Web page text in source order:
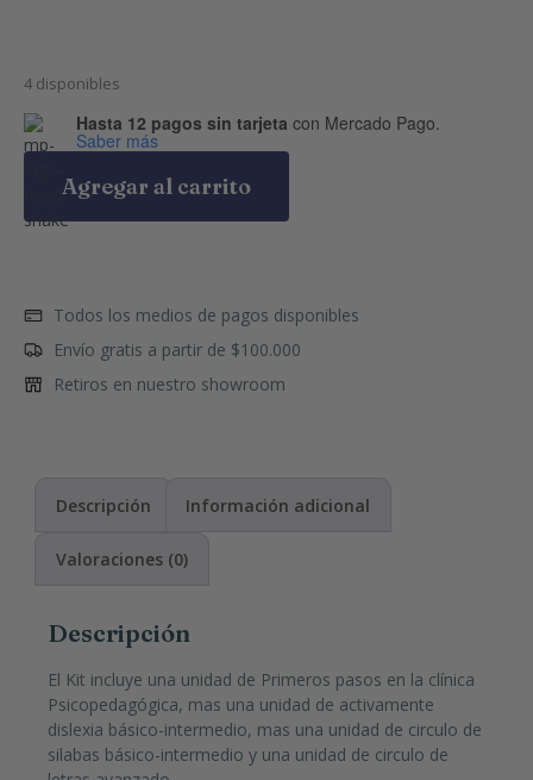
4 disponibles
Hasta 12 pagos sin tarjeta con Mercado Pago.
Saber más
Agregar al carrito
Todos los medios de pagos disponibles
Envío gratis a partir de $100.000
Retiros en nuestro showroom
Descripción Información adicional
Valoraciones (0)
Descripción
El Kit incluye una unidad de Primeros pasos en la clínica
Psicopedagógica, mas una unidad de activamente
dislexia básico-intermedio, mas una unidad de circulo de
silabas básico-intermedio y una unidad de circulo de